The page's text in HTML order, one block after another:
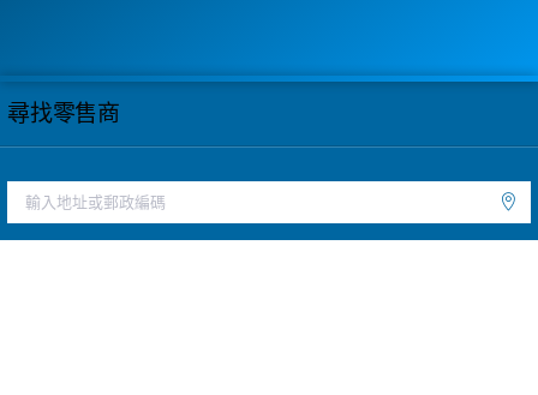
尋找零售商